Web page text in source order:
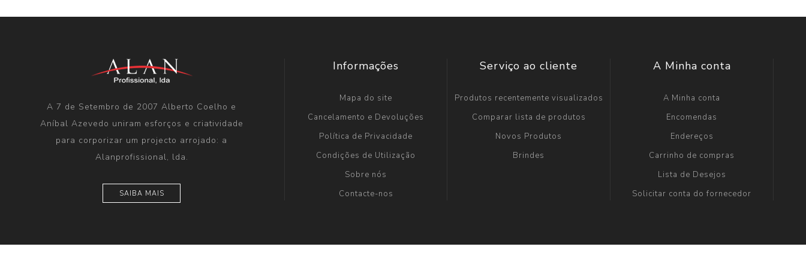
A 7 de Setembro de 2007 Alberto Coelho e
Aníbal Azevedo uniram esforços e criatividade
para corporizar um projecto arrojado: a
Alanprofissional, lda.
SAIBA MAIS
Informações
Mapa do site
Cancelamento e Devoluções
Política de Privacidade
Condições de Utilização
Sobre nós
Contacte-nos
Serviço ao cliente
Produtos recentemente visualizados
Comparar lista de produtos
Novos Produtos
Brindes
A Minha conta
A Minha conta
Encomendas
Endereços
Carrinho de compras
Lista de Desejos
Solicitar conta do fornecedor